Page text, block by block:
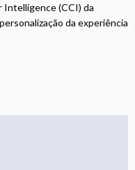
Intelligence (CCI) da
da experiência